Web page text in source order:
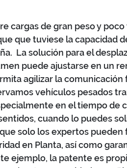
cargas de gran peso y
que tuviese la capacidad
La solución para el
puede ajustarse en un
agilizar la
vehículos pesados
en el tiempo de
cuando lo puedes
solo los expertos pueden
en Planta, así como
ejemplo, la patente es